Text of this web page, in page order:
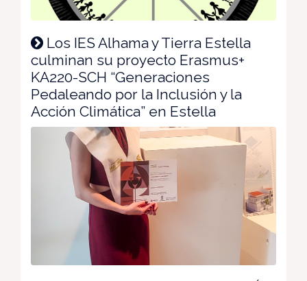
Los IES Alhama y Tierra Estella
culminan su proyecto Erasmus+
KA220-SCH “Generaciones
Pedaleando por la Inclusión y la
Acción Climática” en Estella